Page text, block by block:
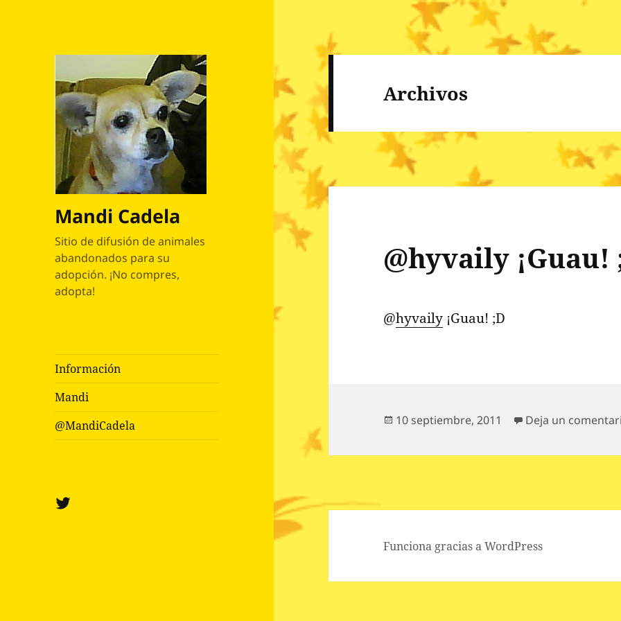
Mandi Cadela
Sitio de difusión de animales
abandonados para su
adopción. ¡No compres,
adopta!
Información
Mandi
@MandiCadela
Twitter
Archivos
@hyvaily ¡Guau!
@hyvaily ¡Guau! ;D
Publicado
10 septiembre, 2011 Deja un
Funciona gracias a WordPress